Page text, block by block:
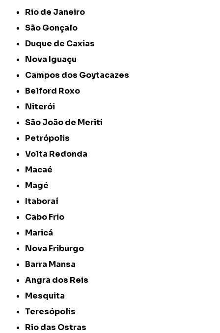
Rio de Janeiro
São Gonçalo
Duque de Caxias
Nova Iguaçu
Campos dos Goytacazes
Belford Roxo
Niterói
São João de Meriti
Petrópolis
Volta Redonda
Macaé
Magé
Itaboraí
Cabo Frio
Maricá
Nova Friburgo
Barra Mansa
Angra dos Reis
Mesquita
Teresópolis
Rio das Ostras